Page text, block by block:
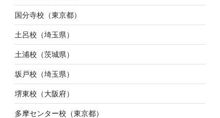
国分寺校（東京都）
土呂校（埼玉県）
土浦校（茨城県）
坂戸校（埼玉県）
堺東校（大阪府）
多摩センター校（東京都）